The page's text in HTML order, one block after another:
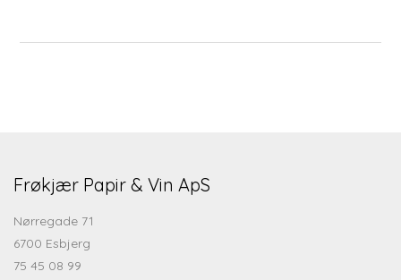
Frøkjær Papir & Vin ApS
Nørregade 71
6700 Esbjerg
75 45 08 99